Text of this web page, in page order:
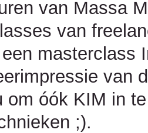
van Massa
van
masterclass
van
om óók KIM in
;).